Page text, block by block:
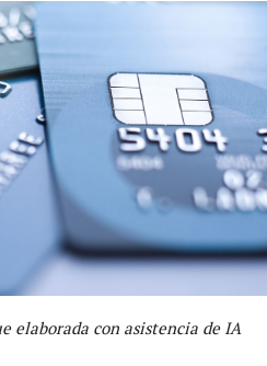
elaborada con asistencia de IA